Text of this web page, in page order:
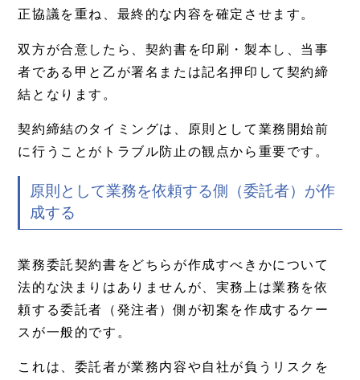
正協議を重ね、最終的な内容を確定させます。
双方が合意したら、契約書を印刷・製本し、当事
者である甲と乙が署名または記名押印して契約締
結となります。
契約締結のタイミングは、原則として業務開始前
に行うことがトラブル防止の観点から重要です。
原則として業務を依頼する側（委託者）が作
成する
業務委託契約書をどちらが作成すべきかについて
法的な決まりはありませんが、実務上は業務を依
頼する委託者（発注者）側が初案を作成するケー
スが一般的です。
これは、委託者が業務内容や自社が負うリスクを